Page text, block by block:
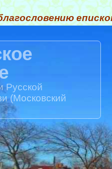
Русской
(Московский